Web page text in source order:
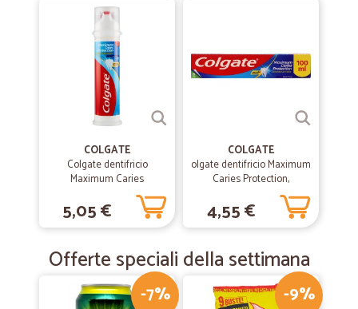
COLGATE
Colgate dentifricio
Maximum Caries
Protection, protezione carie
100 ml
5,05 €
COLGATE
olgate dentifricio Maximum
Caries Protection,
protezione carie 100 ml
4,55 €
Offerte speciali della settimana
-7% -9%